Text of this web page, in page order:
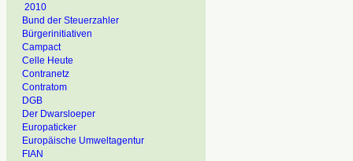
2010
Bund der Steuerzahler
Bürgerinitiativen
Campact
Celle Heute
Contranetz
Contratom
DGB
Der Dwarsloeper
Europaticker
Europäische Umweltagentur
FIAN